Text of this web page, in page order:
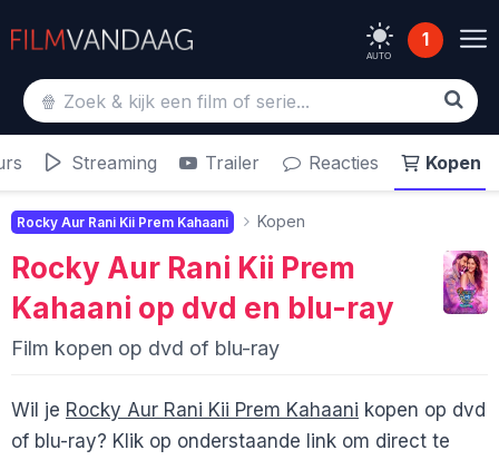
AUTO
1
Streaming Trailer Reacties Kopen
Rocky Aur Rani Kii Prem Kahaani Kopen
Rocky Aur Rani Kii Prem
Kahaani op dvd en blu-ray
Film kopen op dvd of blu-ray
Wil je Rocky Aur Rani Kii Prem Kahaani kopen op dvd
of blu-ray? Klik op onderstaande link om direct te